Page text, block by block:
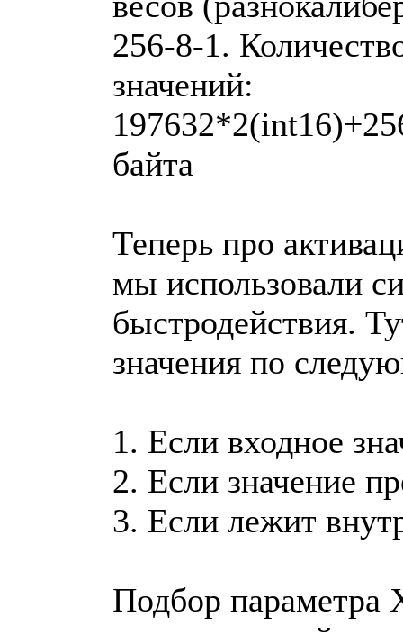
256-8-1.
значений:
байта
Теперь про
мы использовали
быстродействия.
значения по
1. Если входное
2. Если значение
3. Если лежит
Подбор параметра